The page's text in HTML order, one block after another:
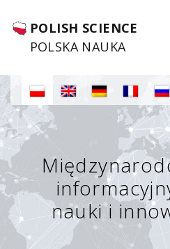
POLISH SCIENCE
POLSKA NAUKA
nauki i